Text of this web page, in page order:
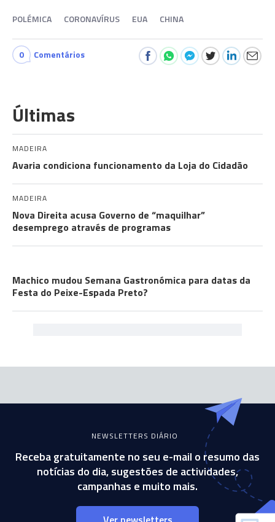
POLÉMICA CORONAVÍRUS EUA CHINA
0 Comentários
Últimas
MADEIRA
Avaria condiciona funcionamento da Loja do Cidadão
MADEIRA
Nova Direita acusa Governo de “maquilhar”
desemprego através de programas
Machico mudou Semana Gastronómica para datas da
Festa do Peixe-Espada Preto?
NEWSLETTERS DIÁRIO
Receba gratuitamente no seu e-mail o resumo das
notícias do dia, sugestões de actividades,
campanhas e muito mais.